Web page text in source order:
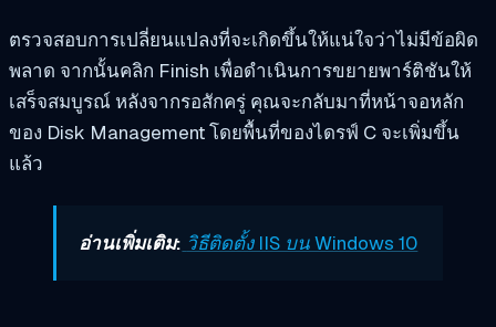
ตรวจสอบการเปลี่ยนแปลงที่จะเกิดขึ้นให้แน่ใจว่าไม่มีข้อผิด
พลาด จากนั้นคลิก Finish เพื่อดำเนินการขยายพาร์ติชันให้
เสร็จสมบูรณ์ หลังจากรอสักครู่ คุณจะกลับมาที่หน้าจอหลัก
ของ Disk Management โดยพื้นที่ของไดรฟ์ C จะเพิ่มขึ้น
แล้ว
อ่านเพิ่มเติม: วิธีติดตั้ง IIS บน Windows 10